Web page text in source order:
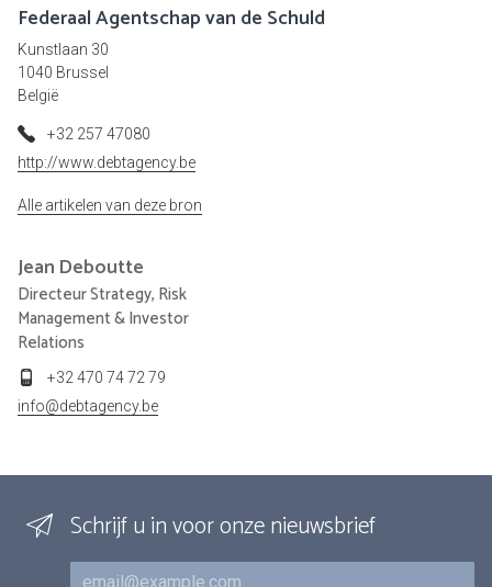
Federaal Agentschap van de Schuld
Kunstlaan 30
1040 Brussel
België
+32 257 47080
http://www.debtagency.be
Alle artikelen van deze bron
Jean Deboutte
Directeur Strategy, Risk
Management & Investor
Relations
+32 470 74 72 79
info@debtagency.be
Schrijf u in voor onze nieuwsbrief
E-mail